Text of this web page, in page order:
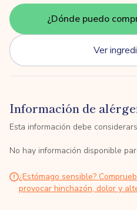
¿Dónde puedo
Ver
Información de
Esta información debe
No hay información disponible
¿Estómago sensible?
provocar hinchazón, dolor y